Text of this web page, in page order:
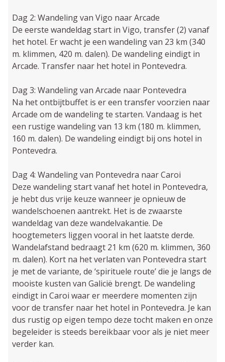
Dag 2: Wandeling van Vigo naar Arcade
De eerste wandeldag start in Vigo, transfer (2) vanaf
het hotel. Er wacht je een wandeling van 23 km (340
m. klimmen, 420 m. dalen). De wandeling eindigt in
Arcade. Transfer naar het hotel in Pontevedra.
Dag 3: Wandeling van Arcade naar Pontevedra
Na het ontbijtbuffet is er een transfer voorzien naar
Arcade om de wandeling te starten. Vandaag is het
een rustige wandeling van 13 km (180 m. klimmen,
160 m. dalen). De wandeling eindigt bij ons hotel in
Pontevedra.
Dag 4: Wandeling van Pontevedra naar Caroi
Deze wandeling start vanaf het hotel in Pontevedra,
je hebt dus vrije keuze wanneer je opnieuw de
wandelschoenen aantrekt. Het is de zwaarste
wandeldag van deze wandelvakantie. De
hoogtemeters liggen vooral in het laatste derde.
Wandelafstand bedraagt 21 km (620 m. klimmen, 360
m. dalen). Kort na het verlaten van Pontevedra start
je met de variante, de ‘spirituele route’ die je langs de
mooiste kusten van Galicië brengt. De wandeling
eindigt in Caroi waar er meerdere momenten zijn
voor de transfer naar het hotel in Pontevedra. Je kan
dus rustig op eigen tempo deze tocht maken en onze
begeleider is steeds bereikbaar voor als je niet meer
verder kan.